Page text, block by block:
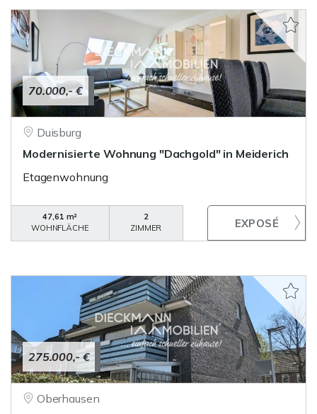
70.000,- €
Duisburg
Modernisierte Wohnung "Dachgold" in Meiderich
Etagenwohnung
47,61 m²
WOHNFLÄCHE
2
ZIMMER
275.000,- €
Oberhausen